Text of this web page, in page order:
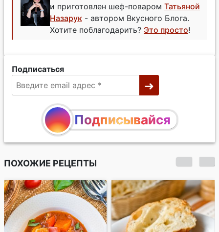
и приготовлен шеф-поваром Татьяной
Назарук - автором Вкусного Блога.
Хотите поблагодарить? Это просто!
Подписаться
Подписывайся
ПОХОЖИЕ РЕЦЕПТЫ